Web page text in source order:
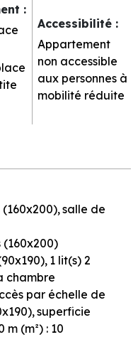
:
Accessibilité :
Appartement
non accessible
aux personnes à
mobilité réduite
(160x200) salle de
(160x200)
1 lit(s) 2
chambre
par échelle de
superficie
m (m²) : 10